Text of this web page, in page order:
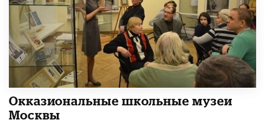
​Окказиональные школьные музеи
Москвы